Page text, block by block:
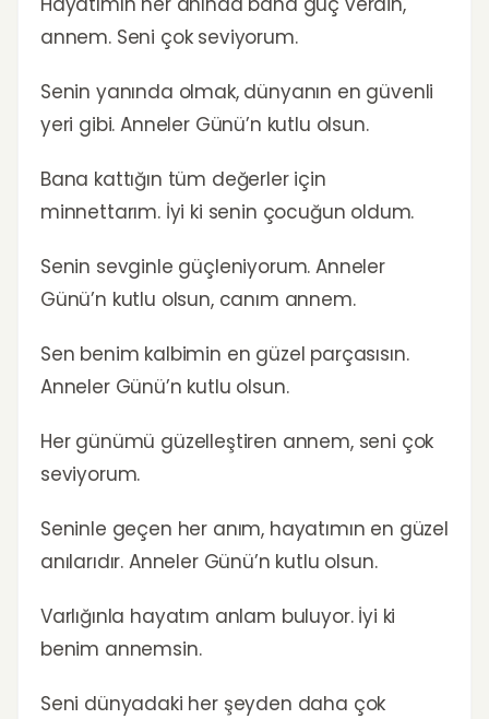
annem. Seni çok seviyorum.
Senin yanında olmak, dünyanın en güvenli
yeri gibi. Anneler Günü’n kutlu olsun.
Bana kattığın tüm değerler için
minnettarım. İyi ki senin çocuğun oldum.
Senin sevginle güçleniyorum. Anneler
Günü’n kutlu olsun, canım annem.
Sen benim kalbimin en güzel parçasısın.
Anneler Günü’n kutlu olsun.
Her günümü güzelleştiren annem, seni çok
seviyorum.
Seninle geçen her anım, hayatımın en güzel
anılarıdır. Anneler Günü’n kutlu olsun.
Varlığınla hayatım anlam buluyor. İyi ki
benim annemsin.
Seni dünyadaki her şeyden daha çok